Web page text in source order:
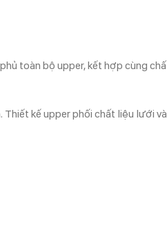
toàn bộ upper, kết hợp cùng
kế upper phối chất liệu lưới